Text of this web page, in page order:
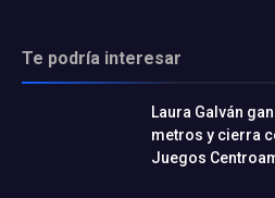
Te podría interesar
Laura Galván
metros y cierra
Juegos